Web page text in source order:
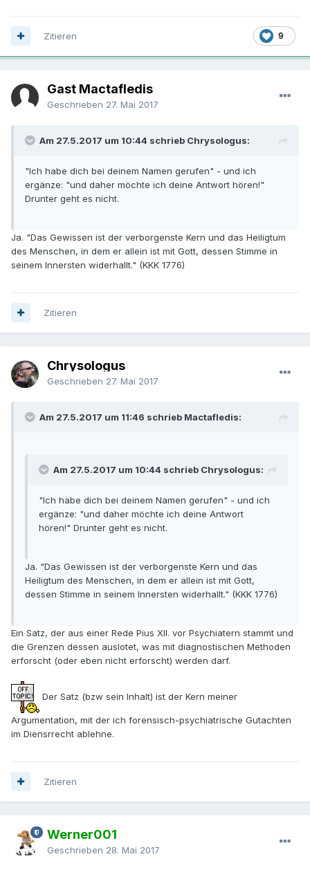
9
Zitieren
Gast Mactafledis
Geschrieben 27. Mai 2017
Am 27.5.2017 um 10:44 schrieb Chrysologus:
"Ich habe dich bei deinem Namen gerufen" - und ich
ergänze: "und daher möchte ich deine Antwort hören!"
Drunter geht es nicht.
Ja. "Das Gewissen ist der verborgenste Kern und das Heiligtum
des Menschen, in dem er allein ist mit Gott, dessen Stimme in
seinem Innersten widerhallt." (KKK 1776)
Zitieren
Chrysologus
Geschrieben 27. Mai 2017
Am 27.5.2017 um 11:46 schrieb Mactafledis:
Am 27.5.2017 um 10:44 schrieb Chrysologus:
"Ich habe dich bei deinem Namen gerufen" - und ich
ergänze: "und daher möchte ich deine Antwort
hören!" Drunter geht es nicht.
Ja. "Das Gewissen ist der verborgenste Kern und das
Heiligtum des Menschen, in dem er allein ist mit Gott,
dessen Stimme in seinem Innersten widerhallt." (KKK 1776)
Ein Satz, der aus einer Rede Pius XII. vor Psychiatern stammt und
die Grenzen dessen auslotet, was mit diagnostischen Methoden
erforscht (oder eben nicht erforscht) werden darf.
Der Satz (bzw sein Inhalt) ist der Kern meiner
Argumentation, mit der ich forensisch-psychiatrische Gutachten
im Diensrrecht ablehne.
Zitieren
Werner001
Geschrieben 28. Mai 2017